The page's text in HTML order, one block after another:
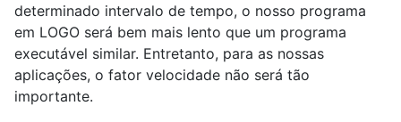
determinado intervalo de tempo, o nosso programa
em LOGO será bem mais lento que um programa
executável similar. Entretanto, para as nossas
aplicações, o fator velocidade não será tão
importante.